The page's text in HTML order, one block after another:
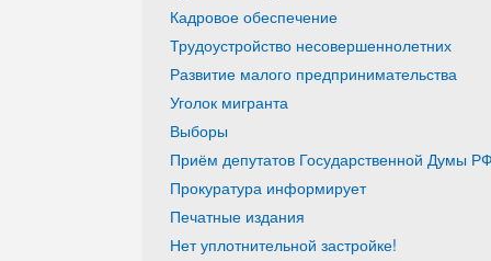
Кадровое обеспечение
Трудоустройство несовершеннолетних
Развитие малого предпринимательства
Уголок мигранта
Выборы
Приём депутатов Государственной Думы
Прокуратура информирует
Печатные издания
Нет уплотнительной застройке!